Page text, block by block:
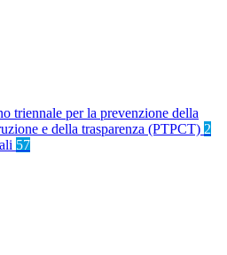
triennale per la prevenzione della
e della trasparenza (PTPCT) 2
57